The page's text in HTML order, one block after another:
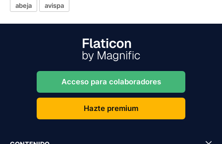
abeja
avispa
Acceso para colaboradores
Hazte premium